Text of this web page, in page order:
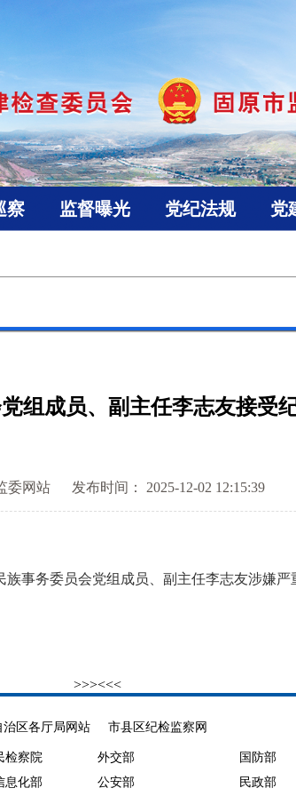
察 监督曝光 党纪法规 党
组成员、副主任李志友接受
委网站 发布时间： 2025-12-02 12:15:39
务委员会党组成员、副主任李志友涉嫌严
>>><<<
治区各厅局网站 市县区纪检监察网
检察院 外交部
国防部
息化部 公安部 民政部